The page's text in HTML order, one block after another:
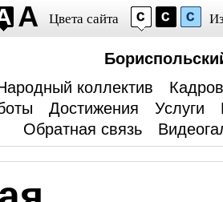
Цвета сайта
коллектив
Достижения Услуги
Обратная связь